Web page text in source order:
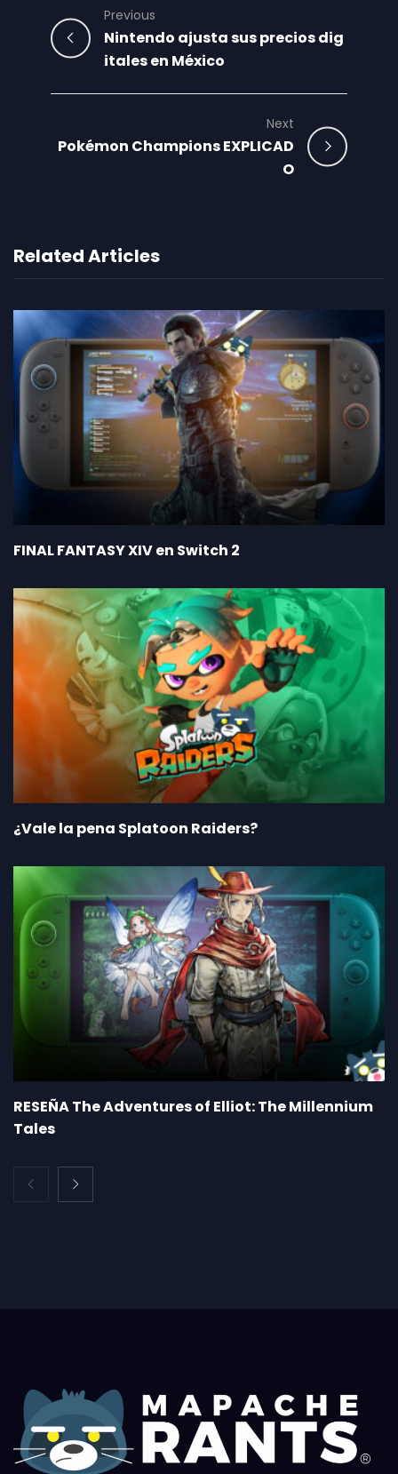
Previous
Nintendo ajusta sus precios dig
itales en México
Next
Pokémon Champions EXPLICAD
O
Related Articles
FINAL FANTASY XIV en Switch 2
¿Vale la pena Splatoon Raiders?
RESEÑA The Adventures of Elliot: The Millennium
Tales